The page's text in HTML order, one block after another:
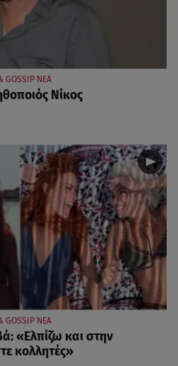
GOSSIP ΝΕΑ
Νίκος
GOSSIP ΝΕΑ
«Ελπίζω και στην
κολλητές»